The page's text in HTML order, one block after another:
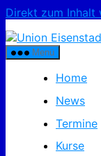
Direkt zum Inhalt
Menü
Home
News
Termine
Kurse